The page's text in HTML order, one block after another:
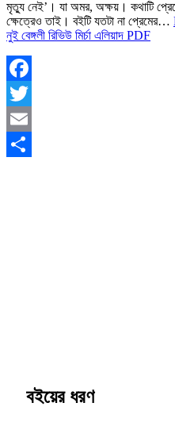
মৃত্যু নেই’। যা অমর, অক্ষয়। কথাটি
ক্ষেত্রেও তাই। বইটি যতটা না প্রেমের…
নুই বেঙ্গলী রিভিউ মির্চা এলিয়াদ PDF
Facebook
Twitter
Email
বইয়ের ধরণ